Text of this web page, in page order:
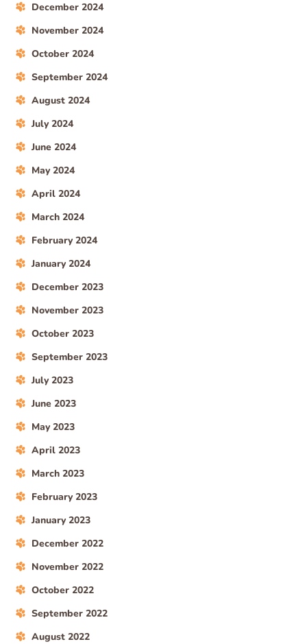
December 2024
November 2024
October 2024
September 2024
August 2024
July 2024
June 2024
May 2024
April 2024
March 2024
February 2024
January 2024
December 2023
November 2023
October 2023
September 2023
July 2023
June 2023
May 2023
April 2023
March 2023
February 2023
January 2023
December 2022
November 2022
October 2022
September 2022
August 2022